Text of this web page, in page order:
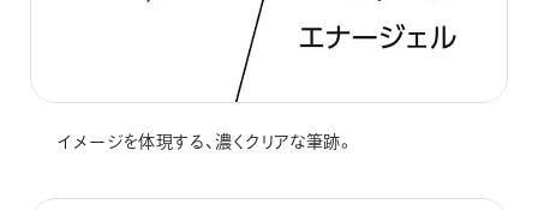
イメージを体現する、濃くクリアな筆跡。